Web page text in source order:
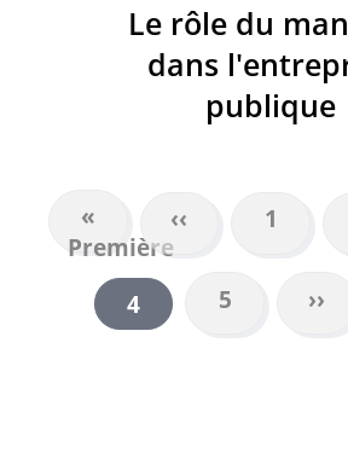
Le rôle du
dans
publique
PAGINATION
Première
page
«
Première
Page
précédente
‹‹ Page
1
Page
courante
4 Page
5 ››